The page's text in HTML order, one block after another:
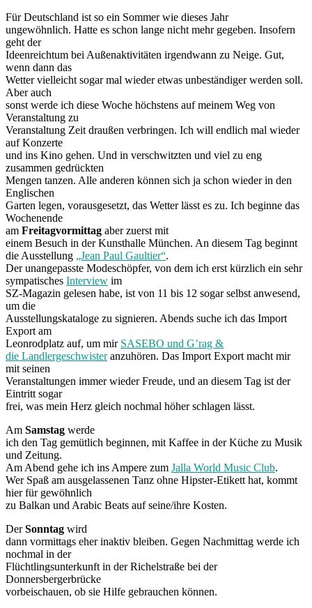
Für Deutschland ist so ein Sommer wie dieses Jahr
ungewöhnlich. Hatte es schon lange nicht mehr gegeben. Insofern
geht der
Ideenreichtum bei Außenaktivitäten irgendwann zu Neige. Gut,
wenn dann das
Wetter vielleicht sogar mal wieder etwas unbeständiger werden soll.
Aber auch
sonst werde ich diese Woche höchstens auf meinem Weg von
Veranstaltung zu
Veranstaltung Zeit draußen verbringen. Ich will endlich mal wieder
auf Konzerte
und ins Kino gehen. Und in verschwitzten und viel zu eng
zusammen gedrückten
Mengen tanzen. Alle anderen können sich ja schon wieder in den
Englischen
Garten legen, vorausgesetzt, das Wetter lässt es zu. Ich beginne das
Wochenende
am Freitagvormittag aber zuerst mit
einem Besuch in der Kunsthalle München. An diesem Tag beginnt
die Ausstellung „Jean Paul Gaultier“.
Der unangepasste Modeschöpfer, von dem ich erst kürzlich ein sehr
sympatisches Interview im
SZ-Magazin gelesen habe, ist von 11 bis 12 sogar selbst anwesend,
um die
Ausstellungskataloge zu signieren. Abends suche ich das Import
Export am
Leonrodplatz auf, um mir SASEBO und G’rag &
die Landlergeschwisteranzuhören. Das Import Export macht mir
mit seinen
Veranstaltungen immer wieder Freude, und an diesem Tag ist der
Eintritt sogar
frei, was mein Herz gleich nochmal höher schlagen lässt.
Am Samstag werde
ich den Tag gemütlich beginnen, mit Kaffee in der Küche zu Musik
und Zeitung.
Am Abend gehe ich ins Ampere zum Jalla World Music Club.
Wer Spaß am ausgelassenen Tanz ohne Hipster-Etikett hat, kommt
hier für gewöhnlich
zu Balkan und Arabic Beats auf seine/ihre Kosten.
DerSonntag wird
dann vormittags eher inaktiv bleiben. Gegen Nachmittag werde ich
nochmal in der
Flüchtlingsunterkunft in der Richelstraße bei der
Donnersbergerbrücke
vorbeischauen, ob sie Hilfe gebrauchen können.